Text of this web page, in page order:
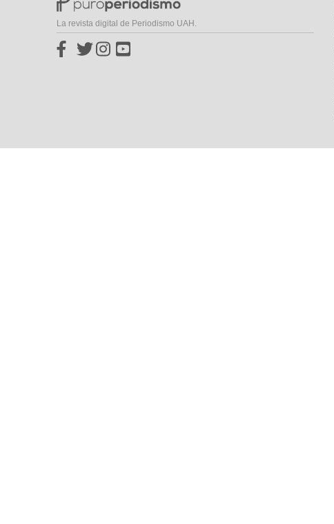
La revista digital de Periodismo UAH.